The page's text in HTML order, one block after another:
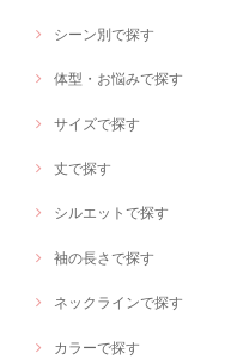
シーン別で探す
体型・お悩みで探す
サイズで探す
丈で探す
シルエットで探す
袖の長さで探す
ネックラインで探す
カラーで探す